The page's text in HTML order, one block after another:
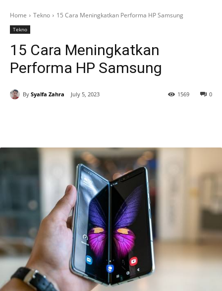
Home Tekno 15 Cara Meningkatkan Performa HP Samsung
Tekno
15 Cara Meningkatkan
Performa HP Samsung
By Syalfa Zahra July 5, 2023 0
1569